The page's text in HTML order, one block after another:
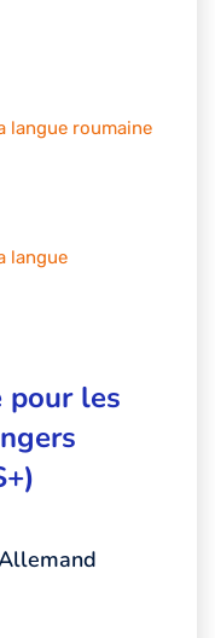
langue roumaine
langue
pour les